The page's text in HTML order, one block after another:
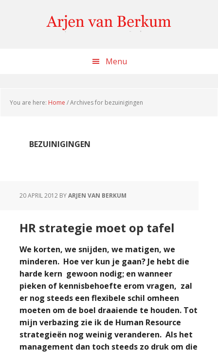
Menu
You are here: Home /Archives for bezuinigingen
BEZUINIGINGEN
20 APRIL 2012 BYARJEN VAN BERKUM
HR strategie moet op tafel
We korten, we snijden, we matigen, we
minderen. Hoe ver kun je gaan? Je hebt die
harde kern gewoon nodig; en wanneer
pieken of kennisbehoefte erom vragen, zal
er nog steeds een flexibele schil omheen
moeten om de boel draaiende te houden. Tot
mijn verbazing zie ik de Human Resource
strategieën nog weinig veranderen. Als het
management dan toch steeds zo druk om die